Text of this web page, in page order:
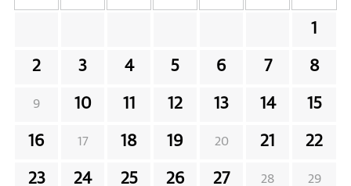
1
2 3 4 5 6 7 8
9 10 11 12 13 14 15
16 17 18 19 20 21 22
23 24 25 26 27 28 29